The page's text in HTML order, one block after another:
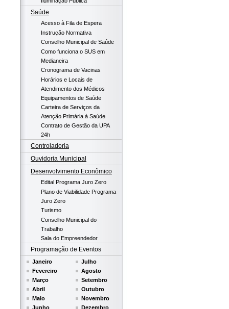
Saúde
Acesso à Fila de Espera
Instrução Normativa
Conselho Municipal de Saúde
Como funciona o SUS em
Medianeira
Cronograma de Vacinas
Horários e Locais de
Atendimento dos Médicos
Equipamentos de Saúde
Carteira de Serviços da
Atenção Primária à Saúde
Contrato de Gestão da UPA
24h
Controladoria
Ouvidoria Municipal
Desenvolvimento Econômico
Edital Programa Juro Zero
Plano de Viabilidade Programa
Juro Zero
Turismo
Conselho Municipal do
Trabalho
Sala do Empreendedor
Programação de Eventos
Janeiro
Fevereiro
Março
Abril
Maio
Junho
Julho
Agosto
Setembro
Outubro
Novembro
Dezembro